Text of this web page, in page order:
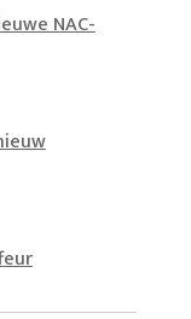
NAC-